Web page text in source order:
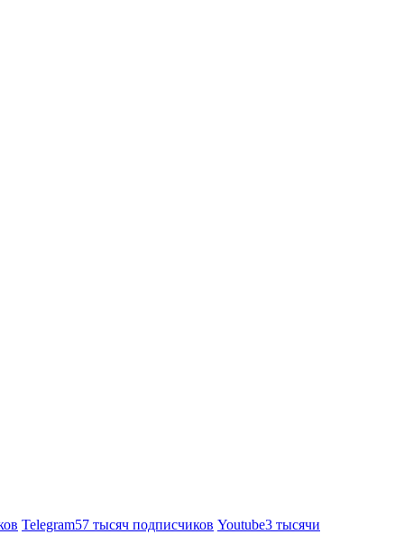
Telegram57 тысяч подписчиков Youtube3 тысячи